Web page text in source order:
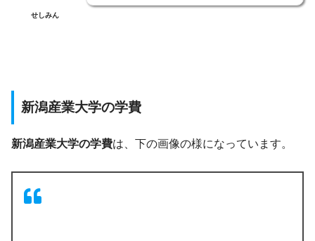
せしみん
新潟産業大学の学費
新潟産業大学の学費は、下の画像の様になっています。